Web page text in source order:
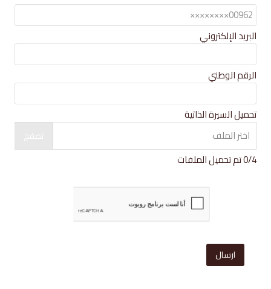
البريد الإلكتروني
الرقم الوطني
تحميل السيرة الذاتية
اختر الملف
0/4 تم تحميل الملفات
ارسال